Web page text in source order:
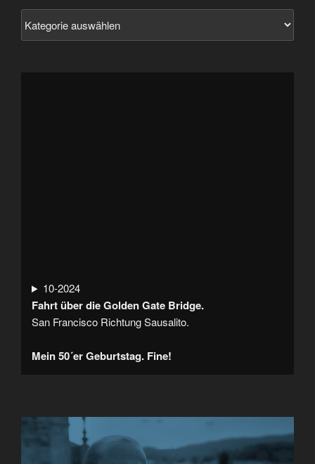
10-2024
Fahrt über die Golden Gate Bridge.
San Francisco Richtung Sausalito.
Mein 50´er Geburtstag. Fine!